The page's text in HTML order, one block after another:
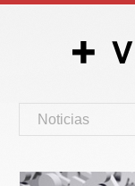
Noticias